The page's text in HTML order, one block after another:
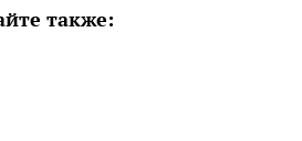
также: